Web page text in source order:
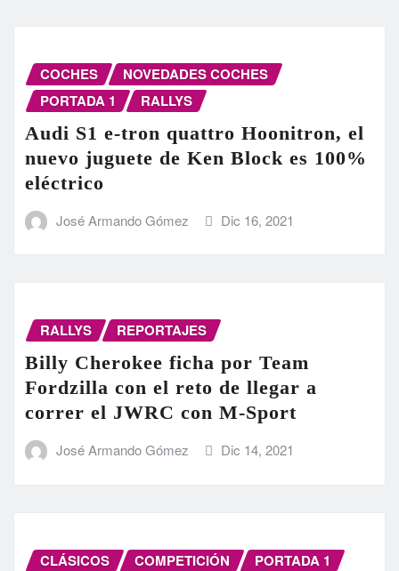
COCHES
NOVEDADES COCHES
PORTADA 1
RALLYS
Audi S1 e-tron quattro Hoonitron, el
nuevo juguete de Ken Block es 100%
eléctrico
José Armando Gómez Dic 16, 2021
RALLYS REPORTAJES
Billy Cherokee ficha por Team
Fordzilla con el reto de llegar a
correr el JWRC con M-Sport
José Armando Gómez Dic 14, 2021
CLÁSICOS COMPETICIÓN
PORTADA 1